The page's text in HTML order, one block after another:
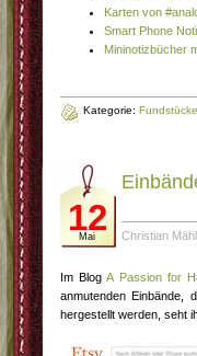
Karten von
Smart Phone
Mininotizbücher
Kategorie: Fundstücke
12
Mai Christian
Im BlogA Passion for
anmutenden Einbände,
hergestellt werden, seht